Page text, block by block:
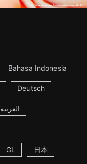
Bahasa Indonesia
Deutsch
العربية
GL 日本